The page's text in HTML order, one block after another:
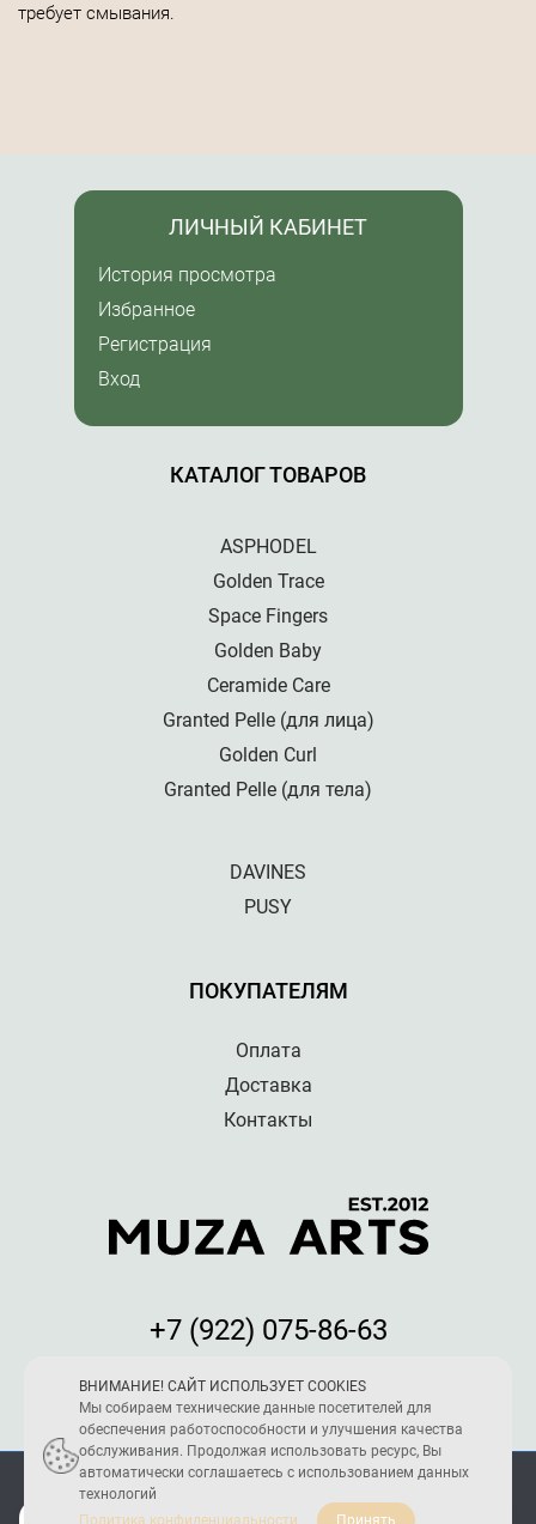
требует смывания.
КАТАЛОГ ТОВАРОВ
ASPHODEL
Golden Trace
Space Fingers
Golden Baby
Ceramide Care
Granted Pelle (для лица)
Golden Curl
Granted Pelle (для тела)
DAVINES
PUSY
ПОКУПАТЕЛЯМ
Оплата
Доставка
Контакты
ЛИЧНЫЙ КАБИНЕТ
История просмотра
Избранное
Регистрация
Вход
+7 (922) 075-86-63
Мы принимаем к оплате:
ВНИМАНИЕ! САЙТ ИСПОЛЬЗУЕТ COOKIES
Мы собираем технические данные посетителей для
обеспечения работоспособности и улучшения качества
обслуживания. Продолжая использовать ресурс, Вы
автоматически соглашаетесь с использованием данных
технологий
Политика конфиденциальности
Принять
ПОЛИТИКА КОНФИДЕНЦИАЛЬНОСТИ
2005 - 2026 © Reload Team